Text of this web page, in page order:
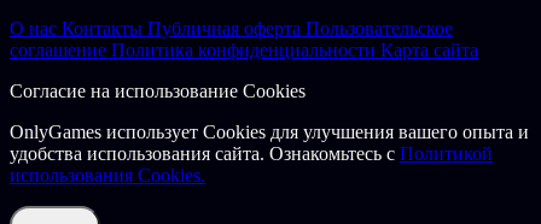
О нас Контакты Публичная оферта Пользовательское
соглашение Политика конфиденциальности Карта сайта
Согласие на использование Cookies
OnlyGames использует Cookies для улучшения вашего опыта и
удобства использования сайта. Ознакомьтесь с Политикой
использования Cookies.